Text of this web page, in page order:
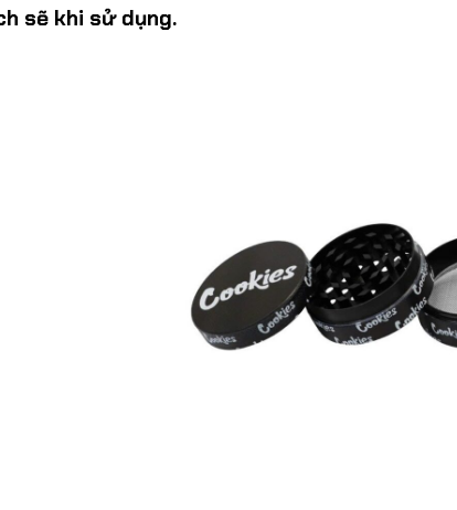
sẽ khi sử dụng.